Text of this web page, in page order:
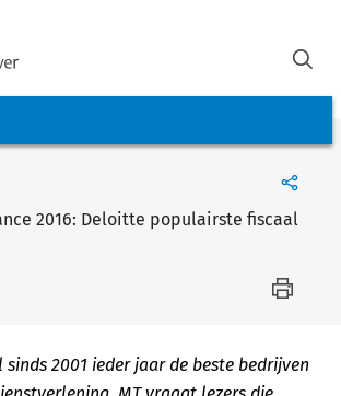
2016: Deloitte populairste fiscaal
2001 ieder jaar de beste bedrijven